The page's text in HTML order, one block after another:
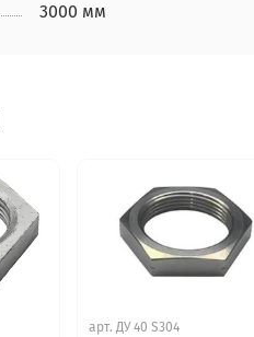
3000 мм
арт.ДУ 40 S304